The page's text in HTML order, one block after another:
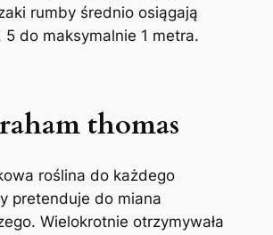
rumby średnio osiągają
do maksymalnie 1 metra.
thomas
roślina do każdego
pretenduje do miana
Wielokrotnie otrzymywała